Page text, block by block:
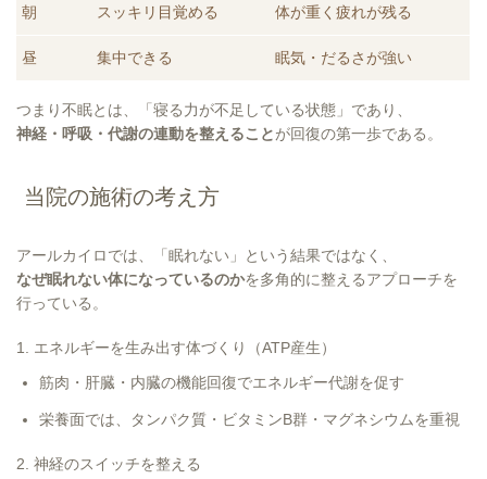
朝 スッキリ目覚める 体が重く疲れが残る
昼 集中できる 眠気・だるさが強い
つまり不眠とは、「寝る力が不足している状態」であり、
神経・呼吸・代謝の連動を整えることが回復の第一歩である。
当院の施術の考え方
アールカイロでは、「眠れない」という結果ではなく、
なぜ眠れない体になっているのかを多角的に整えるアプローチを
行っている。
1. エネルギーを生み出す体づくり（ATP産生）
筋肉・肝臓・内臓の機能回復でエネルギー代謝を促す
栄養面では、タンパク質・ビタミンB群・マグネシウムを重視
2. 神経のスイッチを整える